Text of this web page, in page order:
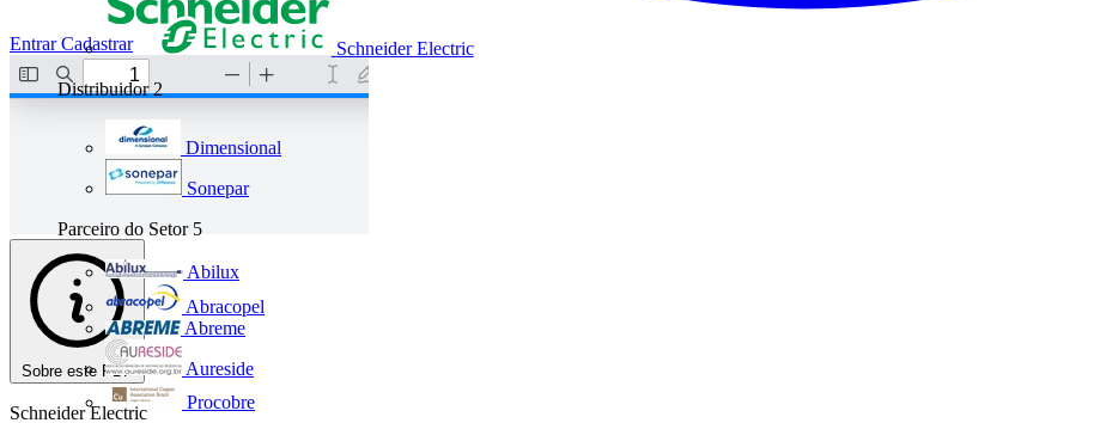
Schneider Electric
Distribuidor 2
Dimensional
Sonepar
Parceiro do Setor 5
Abilux
Abracopel
Abreme
Aureside
Procobre
EntrarCadastrar
Sobre este PDF
Schneider Electric